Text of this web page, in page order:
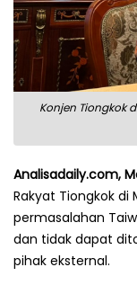
Konjen Tiongkok
Analisadaily.com,
Rakyat Tiongkok
permasalahan
dan tidak dapat
pihak eksternal.